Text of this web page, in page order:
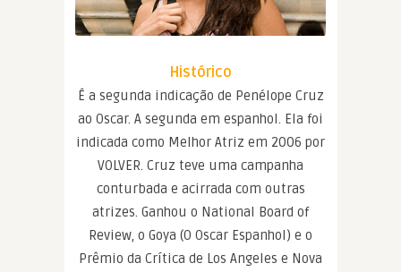
Histórico
É a segunda indicação de Penélope Cruz
ao Oscar. A segunda em espanhol. Ela foi
indicada como Melhor Atriz em 2006 por
VOLVER. Cruz teve uma campanha
conturbada e acirrada com outras
atrizes. Ganhou o National Board of
Review, o Goya (O Oscar Espanhol) e o
Prêmio da Crítica de Los Angeles e Nova